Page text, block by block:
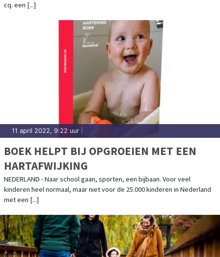
cq. een [...]
11 april 2022, 9:22 uur
BOEK HELPT BIJ OPGROEIEN MET EEN
HARTAFWIJKING
NEDERLAND - Naar school gaan, sporten, een bijbaan. Voor veel
kinderen heel normaal, maar niet voor de 25.000 kinderen in Nederland
met een [...]